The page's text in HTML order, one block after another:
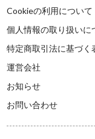
Cookieの利用について
個人情報の取り扱いに
特定商取引法に基づく
運営会社
お知らせ
お問い合わせ